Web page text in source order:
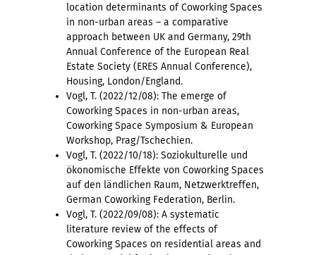
location determinants of Coworking Spaces
in non-urban areas – a comparative
approach between UK and Germany, 29th
Annual Conference of the European Real
Estate Society (ERES Annual Conference),
Housing, London/England.
Vogl, T. (2022/12/08): The emerge of
Coworking Spaces in non-urban areas,
Coworking Space Symposium & European
Workshop, Prag/Tschechien.
Vogl, T. (2022/10/18): Soziokulturelle und
ökonomische Effekte von Coworking Spaces
auf den ländlichen Raum, Netzwerktreffen,
German Coworking Federation, Berlin.
Vogl, T. (2022/09/08): A systematic
literature review of the effects of
Coworking Spaces on residential areas and